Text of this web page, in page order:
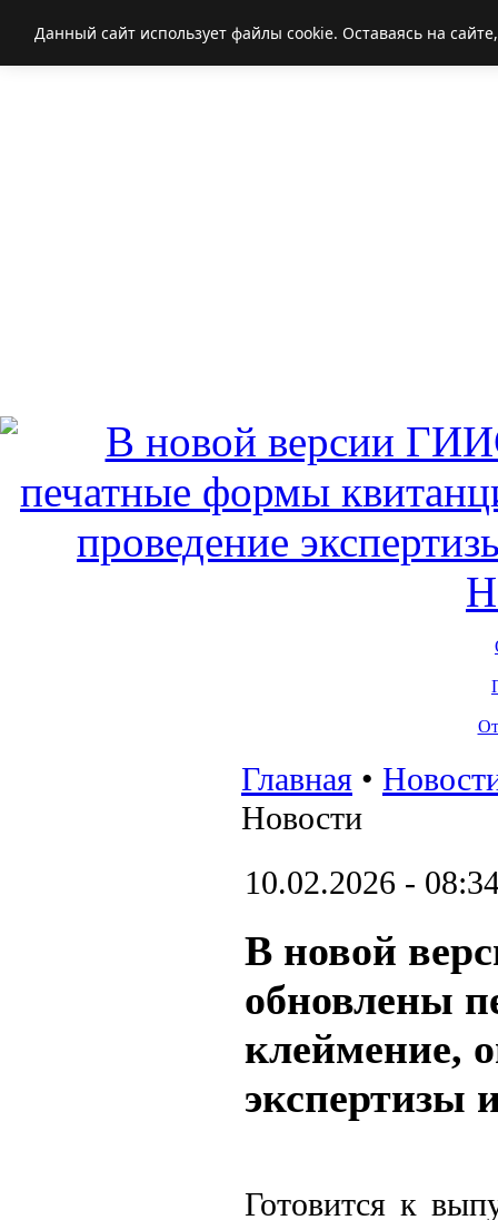
Главная •
Новости
10.02.2026 -
В новой
обновлены
клеймение,
экспертизы
Готовится к
Данный сайт использует файлы cookie. Оставаясь на